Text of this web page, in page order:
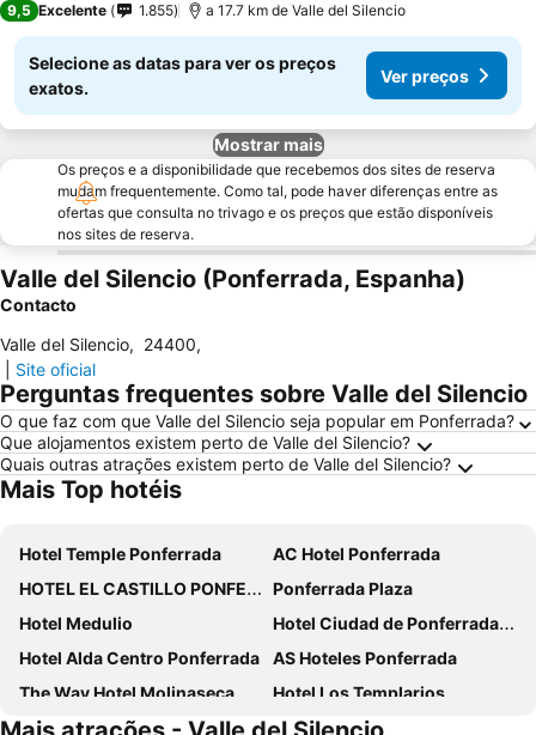
9,5 Excelente 1.855 a 17.7 km de Valle del Silencio
Selecione as datas para ver os preços
exatos.
Ver preços
Mostrar mais
Os preços e a disponibilidade que recebemos dos sites de reserva
mudam frequentemente. Como tal, pode haver diferenças entre as
ofertas que consulta no trivago e os preços que estão disponíveis
nos sites de reserva.
Valle del Silencio (Ponferrada, Espanha)
Contacto
Valle del Silencio, 24400,
Site oficial
Perguntas frequentes sobre Valle del Silencio
O que faz com que Valle del Silencio seja popular em Ponferrada?
Que alojamentos existem perto de Valle del Silencio?
Quais outras atrações existem perto de Valle del Silencio?
Mais Top hotéis
Hotel Temple Ponferrada
AC Hotel Ponferrada
HOTEL EL CASTILLO PONFERRADA ***
Ponferrada Plaza
Hotel Medulio
Hotel Ciudad de Ponferrada, Ascend Hotel Collection
Hotel Alda Centro Ponferrada
AS Hoteles Ponferrada
The Way Hotel Molinaseca
Hotel Los Templarios
Hotel Aroi Bierzo Plaza
O Palleiro do Pe do Forno